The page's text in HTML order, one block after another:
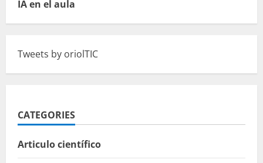
IA en el aula
Tweets by oriolTIC
CATEGORIES
Articulo científico